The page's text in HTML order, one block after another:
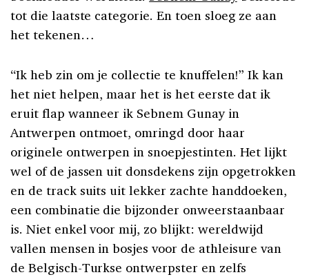
tot die laatste categorie. En toen sloeg ze aan
het tekenen…
“Ik heb zin om je collectie te knuffelen!” Ik kan
het niet helpen, maar het is het eerste dat ik
eruit flap wanneer ik Sebnem Gunay in
Antwerpen ontmoet, omringd door haar
originele ontwerpen in snoepjestinten. Het lijkt
wel of de jassen uit donsdekens zijn opgetrokken
en de track suits uit lekker zachte handdoeken,
een combinatie die bijzonder onweerstaanbaar
is. Niet enkel voor mij, zo blijkt: wereldwijd
vallen mensen in bosjes voor de athleisure van
de Belgisch-Turkse ontwerpster en zelfs